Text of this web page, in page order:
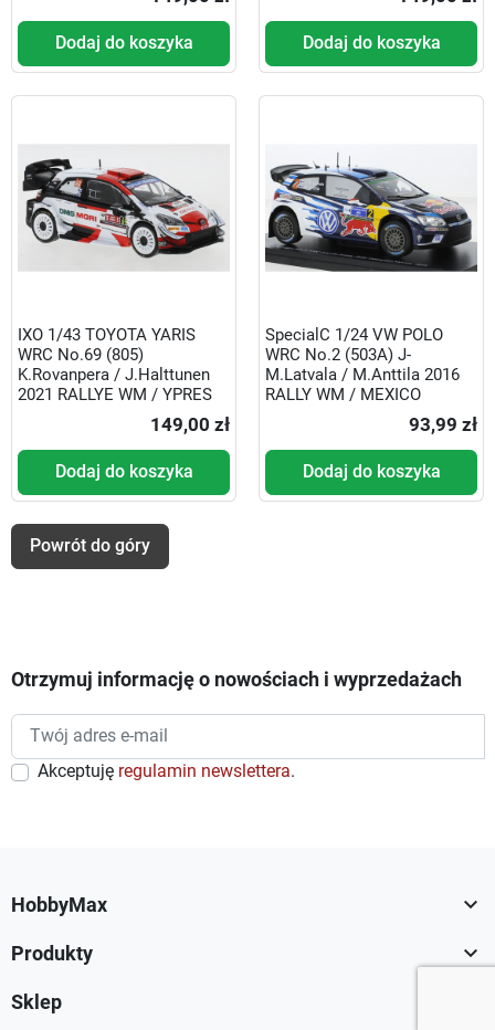
Dodaj do koszyka Dodaj do koszyka
IXO 1/43 TOYOTA YARIS
WRC No.69 (805)
K.Rovanpera / J.Halttunen
2021 RALLYE WM / YPRES
149,00 zł
Dodaj do koszyka
SpecialC 1/24 VW POLO
WRC No.2 (503A) J-
M.Latvala / M.Anttila 2016
RALLY WM / MEXICO
93,99 zł
Dodaj do koszyka
Powrót do góry
Otrzymuj informację o nowościach i wyprzedażach
Akceptuję regulamin newslettera.
HobbyMax 
Produkty 
Sklep